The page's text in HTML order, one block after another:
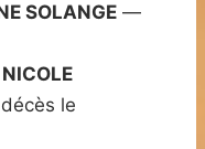
SOLANGE —
le